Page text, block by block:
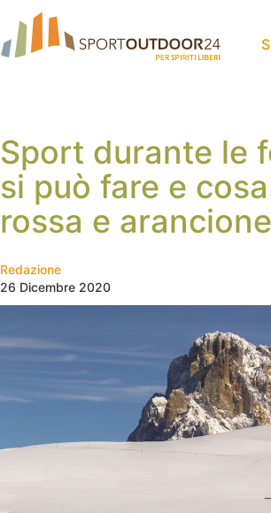
Sport durante le
si può fare e
rossa e arancione
Redazione
26 Dicembre 2020